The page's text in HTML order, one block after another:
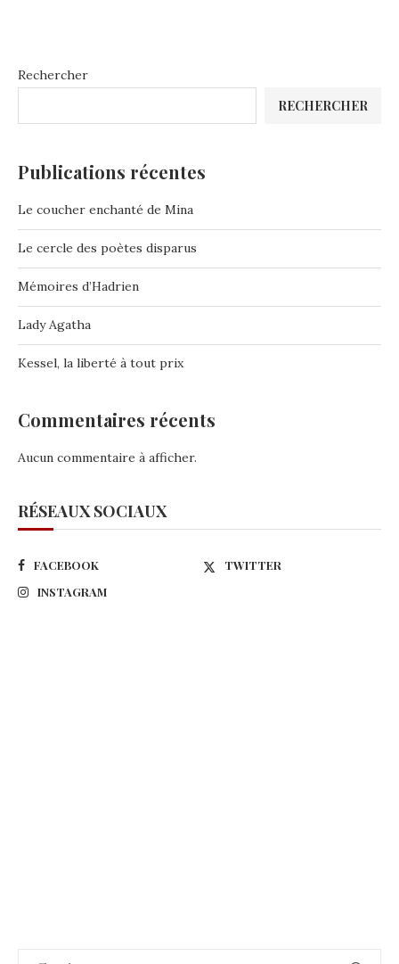
Rechercher
RECHERCHER
Publications récentes
Le coucher enchanté de Mina
Le cercle des poètes disparus
Mémoires d’Hadrien
Lady Agatha
Kessel, la liberté à tout prix
Commentaires récents
Aucun commentaire à afficher.
RÉSEAUX SOCIAUX
FACEBOOK
TWITTER
INSTAGRAM